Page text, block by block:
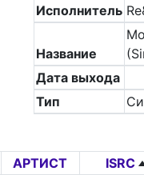
Исполнитель
Название
Дата выхода
Тип
АРТИСТ ISRC